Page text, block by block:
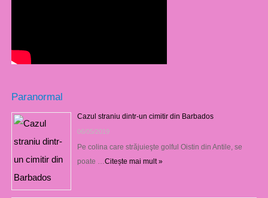
Paranormal
Cazul straniu dintr-un cimitir din Barbados
06/05/2019
Pe colina care străjuieşte golful Oistin din Antile, se
poate … Citește mai mult »